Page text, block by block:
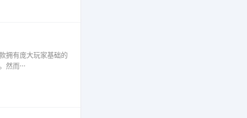
拥有庞大玩家基础的
而···